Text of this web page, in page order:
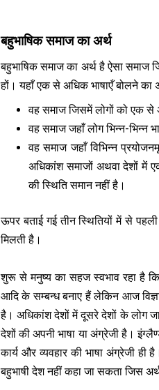
बहुभाषिक समाज का अर्थ
बहुभाषिक समाज का अर्थ है ऐसा समाज
हों। यहाँ एक से अधिक भाषाएँ बोलने
वह समाज जिसमें लोगों को एक से
वह समाज जहाँ लोग भिन्न-भिन्न
वह समाज जहाँ विभिन्न
अधिकांश समाजों अथवा देशों में
की स्थिति समान नहीं है।
ऊपर बताई गई तीन स्थितियों में से
मिलती है।
शुरू से मनुष्य का सहज स्वभाव रहा है कि
आदि के सम्बन्ध बनाए हैं लेकिन आज
है। अधिकांश देशों में दूसरे देशों के लोग
देशों की अपनी भाषा या अंग्रेजी है।
कार्य और व्यवहार की भाषा अंग्रेजी
बहुभाषी देश नहीं कहा जा सकता जिस